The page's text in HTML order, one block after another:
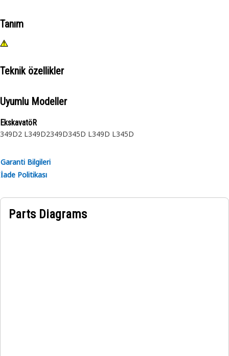
Tanım
Teknik özellikler
Uyumlu Modeller
EkskavatöR
349D2 L349D2349D345D L349D L345D
Garanti Bilgileri
İade Politikası
Parts Diagrams